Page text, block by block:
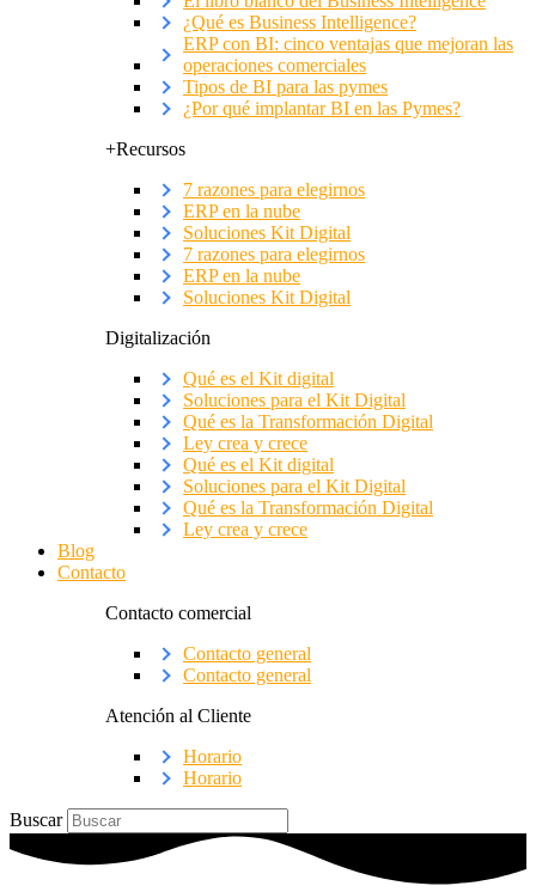
¿Qué es Business Intelligence?
ERP con BI: cinco ventajas que mejoran las
operaciones comerciales
Tipos de BI para las pymes
¿Por qué implantar BI en las Pymes?
+Recursos
7 razones para elegirnos
ERP en la nube
Soluciones Kit Digital
7 razones para elegirnos
ERP en la nube
Soluciones Kit Digital
Digitalización
Qué es el Kit digital
Soluciones para el Kit Digital
Qué es la Transformación Digital
Ley crea y crece
Qué es el Kit digital
Soluciones para el Kit Digital
Qué es la Transformación Digital
Ley crea y crece
Blog
Contacto
Contacto comercial
Contacto general
Contacto general
Atención al Cliente
Horario
Horario
Buscar